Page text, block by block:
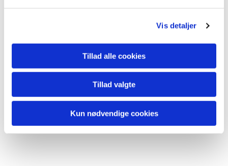
Vis detaljer
Tillad alle cookies
Tillad valgte
Kun nødvendige cookies